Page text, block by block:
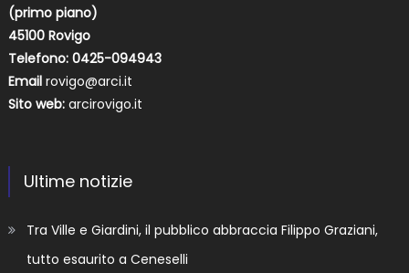
(primo piano)
45100 Rovigo
Telefono: 0425-094943
Email rovigo@arci.it
Sito web: arcirovigo.it
Ultime notizie
Tra Ville e Giardini, il pubblico abbraccia Filippo Graziani,
tutto esaurito a Ceneselli